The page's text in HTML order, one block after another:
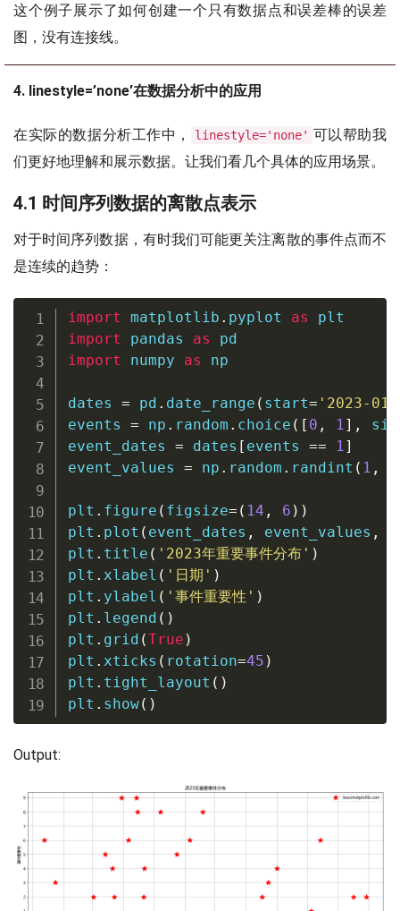
这个例子展示了如何创建一个只有数据点和误差棒的误差
图，没有连接线。
4. linestyle=’none’在数据分析中的应用
在实际的数据分析工作中， linestyle='none' 可以帮助我
们更好地理解和展示数据。让我们看几个具体的应用场景。
4.1 时间序列数据的离散点表示
对于时间序列数据，有时我们可能更关注离散的事件点而不
是连续的趋势：
import matplotlib . pyplot as
import pandas as
import numpy as np
dates = pd . date_range ( start= '2023-
events = np . random . choice ( [ 0 , 1 ] ,
event_dates = dates [ events == 1 ]
event_values = np . random . randint ( 1 ,
plt . figure ( figsize= ( 14 , 6 ) )
plt . plot ( event_dates , event_values ,
plt . title ( '2023年重要事件分布' )
plt . xlabel ( '日期' )
plt . ylabel ( '事件重要性' )
plt . legend ( )
plt . grid (True )
plt . xticks ( rotation=45 )
plt . tight_layout ( )
plt . show( )
Output: